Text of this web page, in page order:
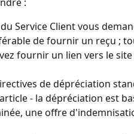
:
Service Client vous
de fournir un reçu ;
fournir un lien vers le
de dépréciation
- la dépréciation est
une offre